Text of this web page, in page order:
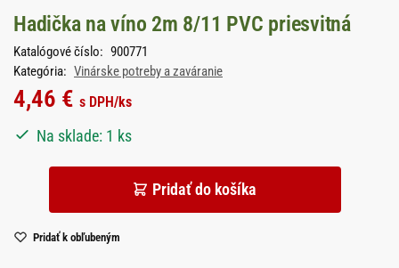
Hadička na víno 2m 8/11 PVC priesvitná
Katalógové číslo: 900771
Kategória: Vinárske potreby a zaváranie
4,46 € s DPH/ks
Na sklade: 1 ks
Pridať do košíka
Pridať k obľubeným